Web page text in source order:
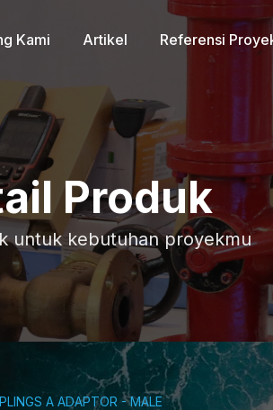
Kami Artikel Referensi
Produk
untuk kebutuhan proyekmu
A ADAPTOR - MALE